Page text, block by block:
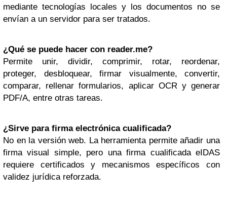
mediante tecnologías locales y los documentos no se
envían a un servidor para ser tratados.
¿Qué se puede hacer con reader.me?
Permite unir, dividir, comprimir, rotar, reordenar,
proteger, desbloquear, firmar visualmente, convertir,
comparar, rellenar formularios, aplicar OCR y generar
PDF/A, entre otras tareas.
¿Sirve para firma electrónica cualificada?
No en la versión web. La herramienta permite añadir una
firma visual simple, pero una firma cualificada eIDAS
requiere certificados y mecanismos específicos con
validez jurídica reforzada.